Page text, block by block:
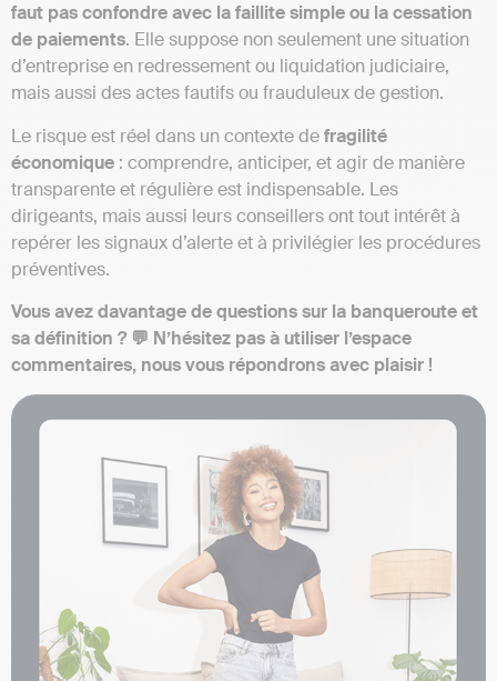
faut pas confondre avec la faillite simple ou la cessation
de paiements. Elle suppose non seulement une situation
d’entreprise en redressement ou liquidation judiciaire,
mais aussi des actes fautifs ou frauduleux de gestion.
Le risque est réel dans un contexte defragilité
économique : comprendre, anticiper, et agir de manière
transparente et régulière est indispensable. Les
dirigeants, mais aussi leurs conseillers ont tout intérêt à
repérer les signaux d’alerte et à privilégier les procédures
préventives.
Vous avez davantage de questions sur la banqueroute et
sa définition ? 💬 N’hésitez pas à utiliser l’espace
commentaires, nous vous répondrons avec plaisir !